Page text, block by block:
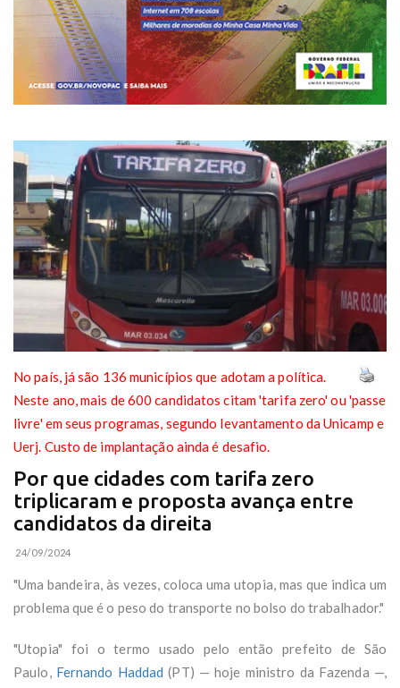
No país, já são 136 municípios que adotam a política.
Neste ano, mais de 600 candidatos citam 'tarifa zero' ou 'passe
livre' em seus programas, segundo levantamento da Unicamp e
Uerj. Custo de implantação ainda é desafio.
Por que cidades com tarifa zero
triplicaram e proposta avança entre
candidatos da direita
24/09/2024
"Uma bandeira, às vezes, coloca uma utopia, mas que indica um
problema que é o peso do transporte no bolso do trabalhador."
"Utopia" foi o termo usado pelo então prefeito de São
Paulo, Fernando Haddad (PT) — hoje ministro da Fazenda —,